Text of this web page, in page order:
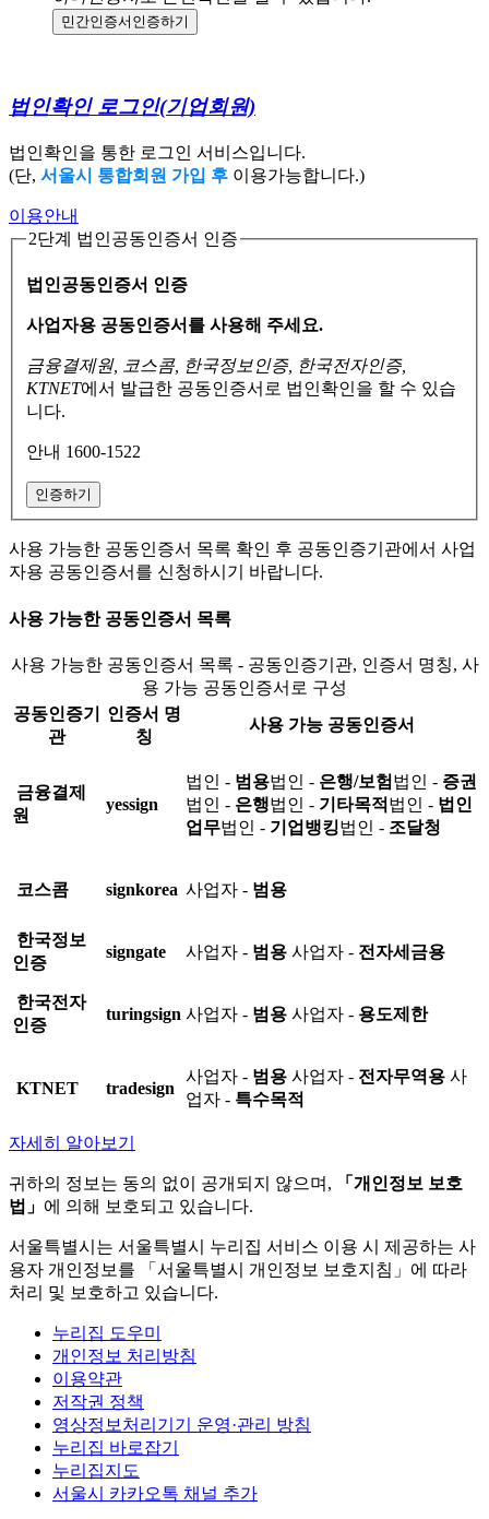
민간인증서 인증하기
법인확인 로그인(기업회원)
법인확인을 통한 로그인 서비스입니다.
(단, 서울시 통합회원 가입 후 이용가능합니다.)
이용안내
2단계 법인공동인증서 인증
법인공동인증서 인증
사업자용 공동인증서를 사용해 주세요.
금융결제원, 코스콤, 한국정보인증, 한국전자인증,
KTNET에서 발급한 공동인증서로 법인확인을 할 수 있습
니다.
안내 1600-1522
인증하기
사용 가능한 공동인증서 목록 확인 후 공동인증기관에서 사업
자용 공동인증서를 신청하시기 바랍니다.
사용 가능한 공동인증서 목록
사용 가능한 공동인증서 목록 - 공동인증기관, 인증서 명칭, 사
용 가능 공동인증서로 구성
공동인증기
관
인증서 명
칭
사용 가능 공동인증서
금융결제
원
yessign
법인 - 범용법인 - 은행/보험 법인 - 증권
법인 - 은행법인 - 기타목적 법인 - 법인
업무법인 - 기업뱅킹법인 - 조달청
코스콤 signkorea 사업자 - 범용
한국정보
인증
signgate 사업자 - 범용 사업자 - 전자세금용
한국전자
인증
turingsign 사업자 - 범용 사업자 - 용도제한
KTNET tradesign
사업자 - 범용 사업자 - 전자무역용 사
업자 - 특수목적
자세히 알아보기
귀하의 정보는 동의 없이 공개되지 않으며,
「개인정보 보호
법」 에 의해 보호되고 있습니다.
서울특별시는 서울특별시 누리집 서비스 이용 시 제공하는 사
용자 개인정보를 「서울특별시 개인정보 보호지침」에 따라
처리 및 보호하고 있습니다.
누리집 도우미
개인정보 처리방침
이용약관
저작권 정책
영상정보처리기기 운영·관리 방침
누리집 바로잡기
누리집지도
서울시 카카오톡 채널 추가